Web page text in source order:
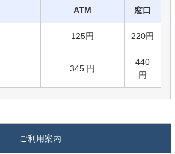
ATM 窓口
125円 220円
345 円
440
円
ご利用案内